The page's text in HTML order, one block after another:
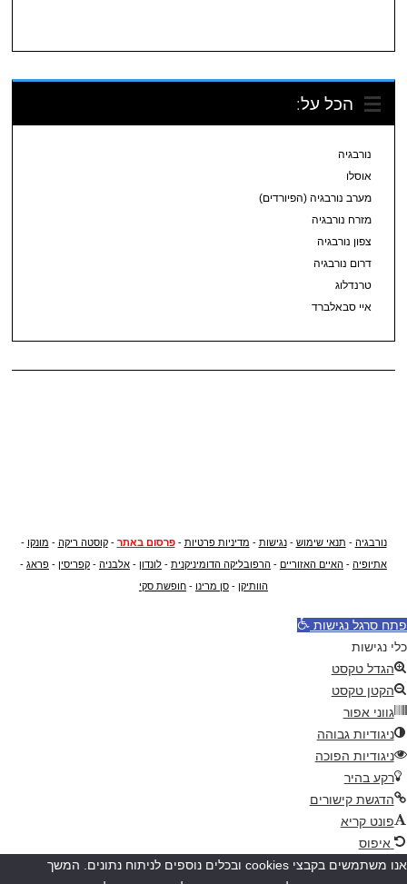
הכל על:
נורבגיה
אוסלו
מערב נורבגיה (הפיורדים)
מזרח נורבגיה
צפון נורבגיה
דרום נורבגיה
טרנדלוג
איי סבאלברד
נורבגיה - תנאי שימוש -נגישות - מדיניות פרטיות -פרסום באתר -קוסטה ריקה - מונקו -
אתיופיה - האיים האזוריים - הרפובליקה הדומיניקנית - לונדון - אלבניה - קפריסין - פראג -
הוותיקן - סן מרינו - חופשת סקי
פתח סרגל נגישות
כלי נגישות
הגדל טקסט
הקטן טקסט
גווני אפור
ניגודיות גבוהה
ניגודיות הפוכה
רקע בהיר
הדגשת קישורים
פונט קריא
איפוס
אנו משתמשים בקבצי cookies ובכלים נוספים לניתוח נתונים. המשך